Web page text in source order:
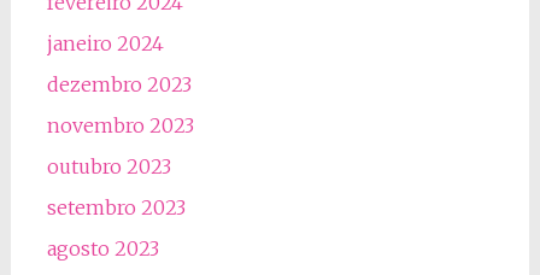
janeiro 2024
dezembro 2023
novembro 2023
outubro 2023
setembro 2023
agosto 2023